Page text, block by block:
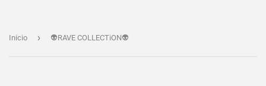
Inicio › 👽RAVE COLLECTiON👽